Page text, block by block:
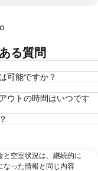
る質問
可能ですか？
ウトの時間はいつです
と空室状況は、継続的に
なった情報と同じ内容